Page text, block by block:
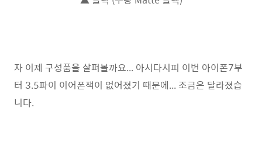
자 이제 구성품을 살펴볼까요... 아시다시피 이번 아이폰7부
터 3.5파이 이어폰잭이 없어졌기 때문에... 조금은 달라졌습
니다.